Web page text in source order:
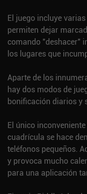
El juego incluye
permiten dejar
comando "deshacer"
los lugares que
Aparte de los
hay dos modos de
bonificación diarios y
El único
cuadrícula se hace
teléfonos pequeños.
y provoca mucho
para una aplicación